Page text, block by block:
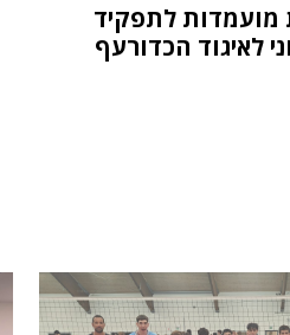
מועמדות לתפקיד
לאיגוד הכדורעף